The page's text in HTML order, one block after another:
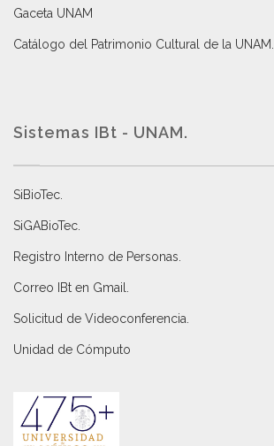
Gaceta UNAM
Catálogo del Patrimonio Cultural de la UNAM.
Sistemas IBt - UNAM.
SiBioTec.
SiGABioTec.
Registro Interno de Personas.
Correo IBt en Gmail.
Solicitud de Videoconferencia.
Unidad de Cómputo